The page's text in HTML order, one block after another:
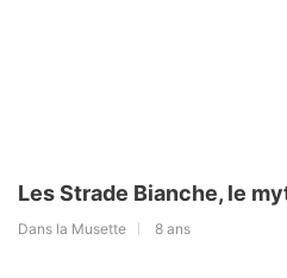
Les Strade Bianche, le
Dans la Musette 8 ans